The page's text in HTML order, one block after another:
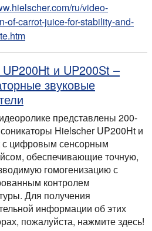
ru/video-
of-carrot-juice-for-stability-and-
и UP200St –
звуковые
представлены 200-
Hielscher UP200Ht и
с цифровым сенсорным
обеспечивающие точную,
гомогенизацию с
контролем
Для получения
информации об этих
пожалуйста, нажмите здесь!